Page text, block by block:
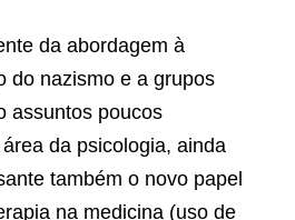
da abordagem à
do nazismo e a grupos
assuntos poucos
da psicologia, ainda
também o novo papel
na medicina (uso de